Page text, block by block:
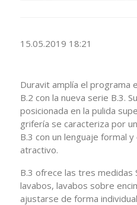
15.05.2019 18:21
Duravit amplía el programa
B.2 con la nueva serie B.3.
posicionada en la pulida
grifería se caracteriza por
B.3 con un lenguaje formal
atractivo.
B.3 ofrece las tres medidas
lavabos, lavabos sobre
ajustarse de forma